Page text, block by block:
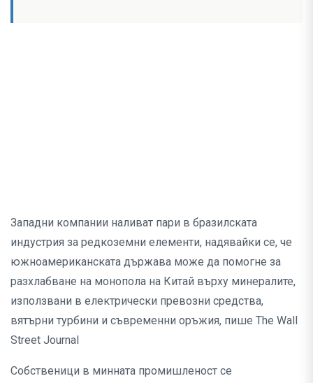
Западни компании наливат пари в бразилската
индустрия за редкоземни елементи, надявайки се, че
южноамериканската държава може да помогне за
разхлабване на монопола на Китай върху минералите,
използвани в електрически превозни средства,
вятърни турбини и съвременни оръжия, пише The Wall
Street Journal
Собственици в минната промишленост се